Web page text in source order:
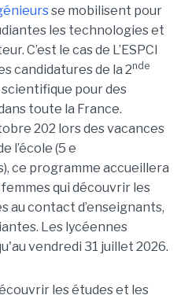
se mobilisent pour
les technologies et
C’est le cas de L’ESPCI
candidatures de la 2nde
scientifique pour des
toute la France.
202 lors des vacances
l’école (5 e
ce programme accueillera
qui découvrir les
au contact d’enseignants,
Les lycéennes
vendredi 31 juillet 2026.
les études et les